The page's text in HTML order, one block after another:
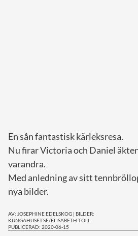
En sån fantastisk kärleksresa.
Nu firar Victoria och Daniel
varandra.
Med anledning av sitt
nya bilder.
AV: JOSEPHINE EDELSKOG | BILDER:
KUNGAHUSET.SE/ELISABETH TOLL
PUBLICERAD: 2020-06-15